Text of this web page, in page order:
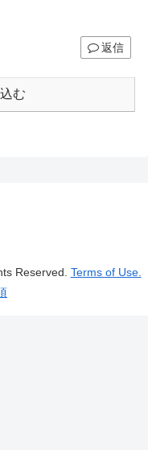
返信
む
Reserved. Terms of Use.